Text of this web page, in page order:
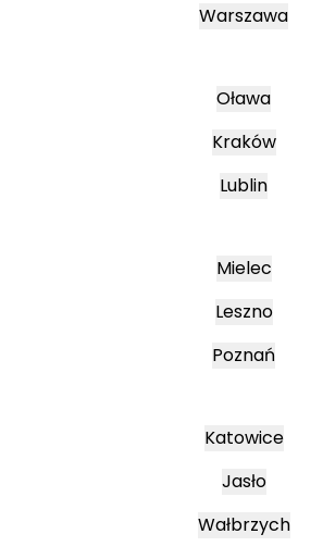
Warszawa
Oława
Kraków
Lublin
Mielec
Leszno
Poznań
Katowice
Jasło
Wałbrzych